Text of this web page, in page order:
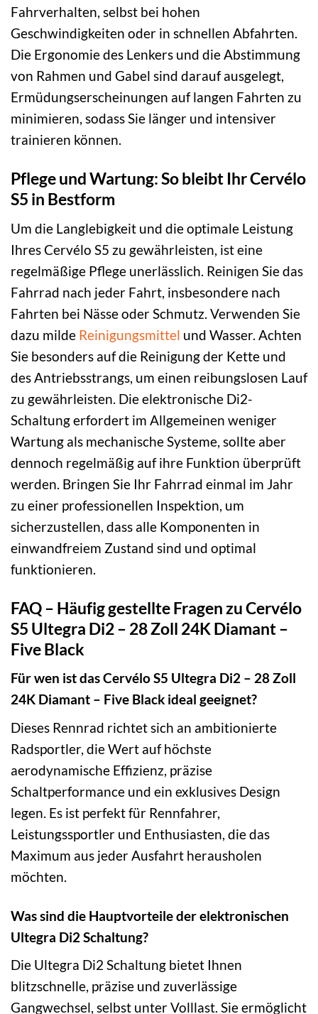
Fahrverhalten, selbst bei hohen
Geschwindigkeiten oder in schnellen Abfahrten.
Die Ergonomie des Lenkers und die Abstimmung
von Rahmen und Gabel sind darauf ausgelegt,
Ermüdungserscheinungen auf langen Fahrten zu
minimieren, sodass Sie länger und intensiver
trainieren können.
Pflege und Wartung: So bleibt Ihr Cervélo
S5 in Bestform
Um die Langlebigkeit und die optimale Leistung
Ihres Cervélo S5 zu gewährleisten, ist eine
regelmäßige Pflege unerlässlich. Reinigen Sie das
Fahrrad nach jeder Fahrt, insbesondere nach
Fahrten bei Nässe oder Schmutz. Verwenden Sie
dazu milde Reinigungsmittel und Wasser. Achten
Sie besonders auf die Reinigung der Kette und
des Antriebsstrangs, um einen reibungslosen Lauf
zu gewährleisten. Die elektronische Di2-
Schaltung erfordert im Allgemeinen weniger
Wartung als mechanische Systeme, sollte aber
dennoch regelmäßig auf ihre Funktion überprüft
werden. Bringen Sie Ihr Fahrrad einmal im Jahr
zu einer professionellen Inspektion, um
sicherzustellen, dass alle Komponenten in
einwandfreiem Zustand sind und optimal
funktionieren.
FAQ – Häufig gestellte Fragen zu Cervélo
S5 Ultegra Di2 – 28 Zoll 24K Diamant –
Five Black
Für wen ist das Cervélo S5 Ultegra Di2 – 28 Zoll
24K Diamant – Five Black ideal geeignet?
Dieses Rennrad richtet sich an ambitionierte
Radsportler, die Wert auf höchste
aerodynamische Effizienz, präzise
Schaltperformance und ein exklusives Design
legen. Es ist perfekt für Rennfahrer,
Leistungssportler und Enthusiasten, die das
Maximum aus jeder Ausfahrt herausholen
möchten.
Was sind die Hauptvorteile der elektronischen
Ultegra Di2 Schaltung?
Die Ultegra Di2 Schaltung bietet Ihnen
blitzschnelle, präzise und zuverlässige
Gangwechsel, selbst unter Volllast. Sie ermöglicht